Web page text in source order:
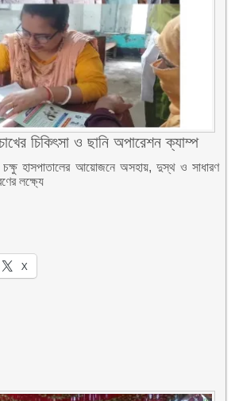
চিকিৎসা ও ছানি অপারেশন ক্যাম্প
হাসপাতালের আয়োজনে অসহায়, দুস্থ ও সাধারণ
লক্ষ্যে
X